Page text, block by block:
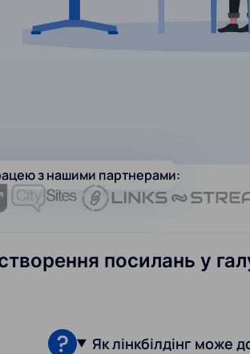
з нашими партнерами:
посилань у
Як лінкбілдінг може